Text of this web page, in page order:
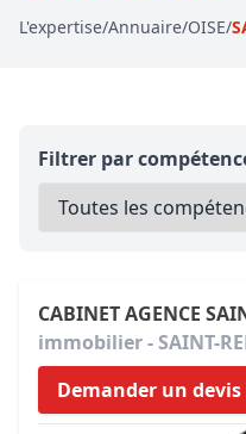
L'expertise/Annuaire/OISE/
Filtrer par
CABINET AGENCE
immobilier - SAINT-
Demander un devis